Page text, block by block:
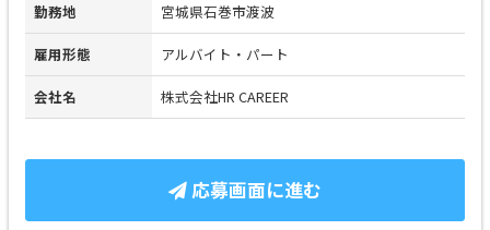
勤務地 宮城県石巻市渡波
雇用形態 アルバイト・パート
会社名 株式会社HR CAREER
応募画面に進む